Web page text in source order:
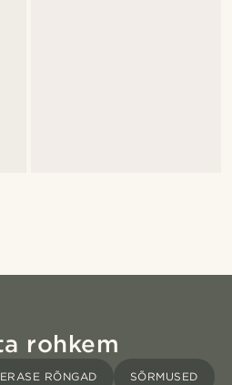
rohkem
RÕNGAD SÕRMUSED